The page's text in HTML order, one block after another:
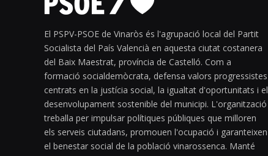
El PSPV-PSOE de Vinaròs és l'agrupació local del Partit
Socialista del País Valencià en aquesta ciutat costanera
del Baix Maestrat, província de Castelló. Com a
formació socialdemòcrata, defensa valors progressistes
centrats en la justícia social, la igualtat d'oportunitats i el
desenvolupament sostenible del municipi. L'organització
treballa per impulsar polítiques públiques que milloren
els serveis ciutadans, promouen l'ocupació i garanteixen
el benestar social de la població vinarossenca. Manté